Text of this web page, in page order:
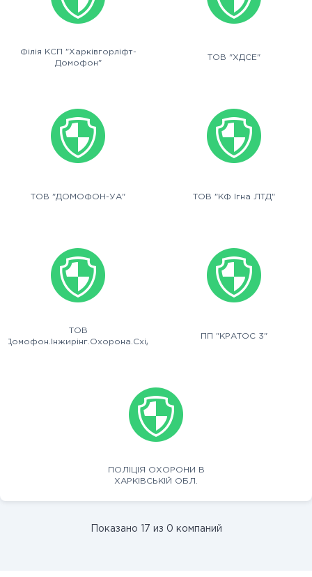
Філія КСП "Харківгорліфт-
Домофон"
ТОВ "ХДСЕ"
ТОВ "ДОМОФОН-УА" ТОВ "КФ Ігна ЛТД"
ТОВ
"Домофон.Інжирінг.Охорона.Схід"
ПП "КРАТОС 3"
ПОЛІЦІЯ ОХОРОНИ В
ХАРКІВСЬКІЙ ОБЛ.
Показано 17 из 0 компаний